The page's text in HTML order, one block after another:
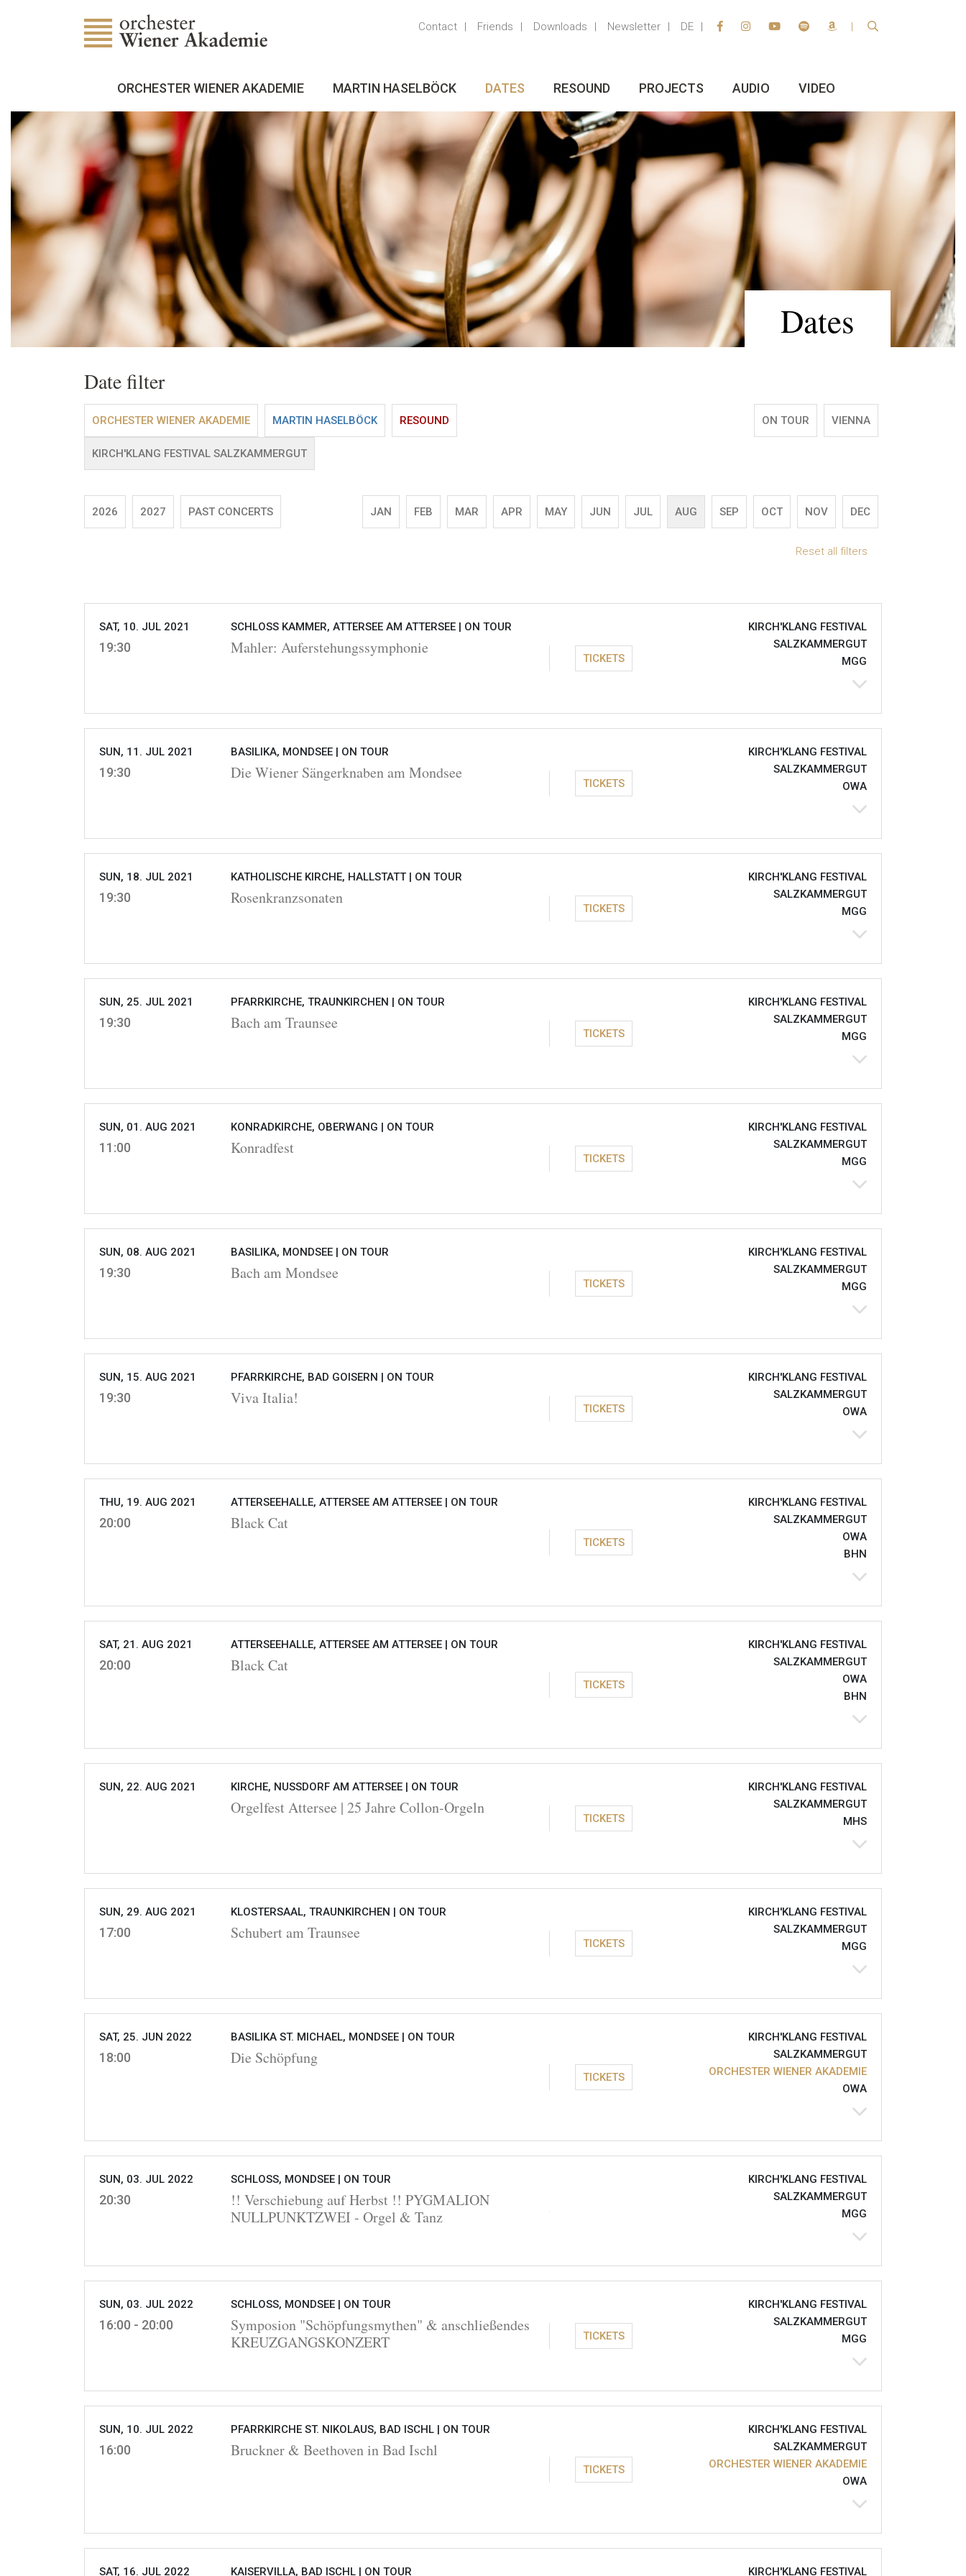
Contact Friends Downloads Newsletter DE
ORCHESTER WIENER AKADEMIE MARTIN HASELBÖCK DATES RESOUND PROJECTS AUDIO VIDEO
Dates
Date filter
ORCHESTER WIENER AKADEMIE MARTIN HASELBÖCK RESOUND
KIRCH'KLANG FESTIVAL SALZKAMMERGUT
ON TOUR VIENNA
2026 2027 PAST CONCERTS JAN FEB MAR APR MAY JUN JUL AUG SEP OCT NOV DEC
Reset all filters
SAT, 10. JUL 2021
19:30
SCHLOSS KAMMER, ATTERSEE AM ATTERSEE | ON TOUR
Mahler: Auferstehungssymphonie
TICKETS
KIRCH'KLANG FESTIVAL
SALZKAMMERGUT
MGG
SUN, 11. JUL 2021
19:30
BASILIKA, MONDSEE | ON TOUR
Die Wiener Sängerknaben am Mondsee
TICKETS
KIRCH'KLANG FESTIVAL
SALZKAMMERGUT
OWA
SUN, 18. JUL 2021
19:30
KATHOLISCHE KIRCHE, HALLSTATT | ON TOUR
Rosenkranzsonaten
TICKETS
KIRCH'KLANG FESTIVAL
SALZKAMMERGUT
MGG
SUN, 25. JUL 2021
19:30
PFARRKIRCHE, TRAUNKIRCHEN | ON TOUR
Bach am Traunsee
TICKETS
KIRCH'KLANG FESTIVAL
SALZKAMMERGUT
MGG
SUN, 01. AUG 2021
11:00
KONRADKIRCHE, OBERWANG | ON TOUR
Konradfest
TICKETS
KIRCH'KLANG FESTIVAL
SALZKAMMERGUT
MGG
SUN, 08. AUG 2021
19:30
BASILIKA, MONDSEE | ON TOUR
Bach am Mondsee
TICKETS
KIRCH'KLANG FESTIVAL
SALZKAMMERGUT
MGG
SUN, 15. AUG 2021
19:30
PFARRKIRCHE, BAD GOISERN | ON TOUR
Viva Italia!
TICKETS
KIRCH'KLANG FESTIVAL
SALZKAMMERGUT
OWA
THU, 19. AUG 2021
20:00
ATTERSEEHALLE, ATTERSEE AM ATTERSEE | ON TOUR
Black Cat
TICKETS
KIRCH'KLANG FESTIVAL
SALZKAMMERGUT
OWA
BHN
SAT, 21. AUG 2021
20:00
ATTERSEEHALLE, ATTERSEE AM ATTERSEE | ON TOUR
Black Cat
TICKETS
KIRCH'KLANG FESTIVAL
SALZKAMMERGUT
OWA
BHN
SUN, 22. AUG 2021 KIRCHE, NUSSDORF AM ATTERSEE | ON TOUR
Orgelfest Attersee | 25 Jahre Collon-Orgeln
TICKETS
KIRCH'KLANG FESTIVAL
SALZKAMMERGUT
MHS
SUN, 29. AUG 2021
17:00
KLOSTERSAAL, TRAUNKIRCHEN | ON TOUR
Schubert am Traunsee
TICKETS
KIRCH'KLANG FESTIVAL
SALZKAMMERGUT
MGG
SAT, 25. JUN 2022
18:00
BASILIKA ST. MICHAEL, MONDSEE | ON TOUR
Die Schöpfung
TICKETS
KIRCH'KLANG FESTIVAL
SALZKAMMERGUT
ORCHESTER WIENER AKADEMIE
OWA
SUN, 03. JUL 2022
20:30
SCHLOSS, MONDSEE | ON TOUR
!! Verschiebung auf Herbst !! PYGMALION
NULLPUNKTZWEI - Orgel & Tanz
KIRCH'KLANG FESTIVAL
SALZKAMMERGUT
MGG
SUN, 03. JUL 2022
16:00 - 20:00
SCHLOSS, MONDSEE | ON TOUR
Symposion "Schöpfungsmythen" & anschließendes
KREUZGANGSKONZERT
TICKETS
KIRCH'KLANG FESTIVAL
SALZKAMMERGUT
MGG
SUN, 10. JUL 2022
16:00
PFARRKIRCHE ST. NIKOLAUS, BAD ISCHL | ON TOUR
Bruckner & Beethoven in Bad Ischl
TICKETS
KIRCH'KLANG FESTIVAL
SALZKAMMERGUT
ORCHESTER WIENER AKADEMIE
OWA
SAT, 16. JUL 2022 KAISERVILLA, BAD ISCHL | ON TOUR KIRCH'KLANG FESTIVAL